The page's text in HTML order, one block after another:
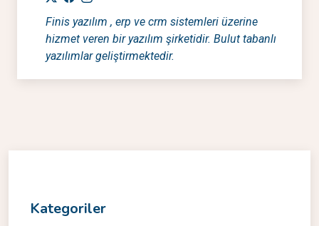
Finis yazılım , erp ve crm sistemleri üzerine
hizmet veren bir yazılım şirketidir. Bulut tabanlı
yazılımlar geliştirmektedir.
Kategoriler